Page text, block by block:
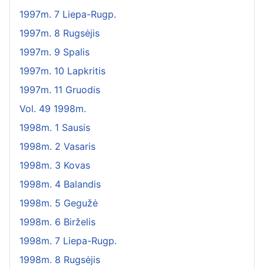
1997m. 7 Liepa-Rugp.
1997m. 8 Rugsėjis
1997m. 9 Spalis
1997m. 10 Lapkritis
1997m. 11 Gruodis
Vol. 49 1998m.
1998m. 1 Sausis
1998m. 2 Vasaris
1998m. 3 Kovas
1998m. 4 Balandis
1998m. 5 Gegužė
1998m. 6 Birželis
1998m. 7 Liepa-Rugp.
1998m. 8 Rugsėjis